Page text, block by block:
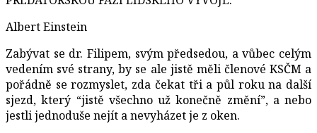
Albert Einstein
Zabývat se dr. Filipem, svým předsedou, a vůbec celým
vedením své strany, by se ale jistě měli členové KSČM a
pořádně se rozmyslet, zda čekat tři a půl roku na další
sjezd, který “jistě všechno už konečně změní”, a nebo
jestli jednoduše nejít a nevyházet je z oken.